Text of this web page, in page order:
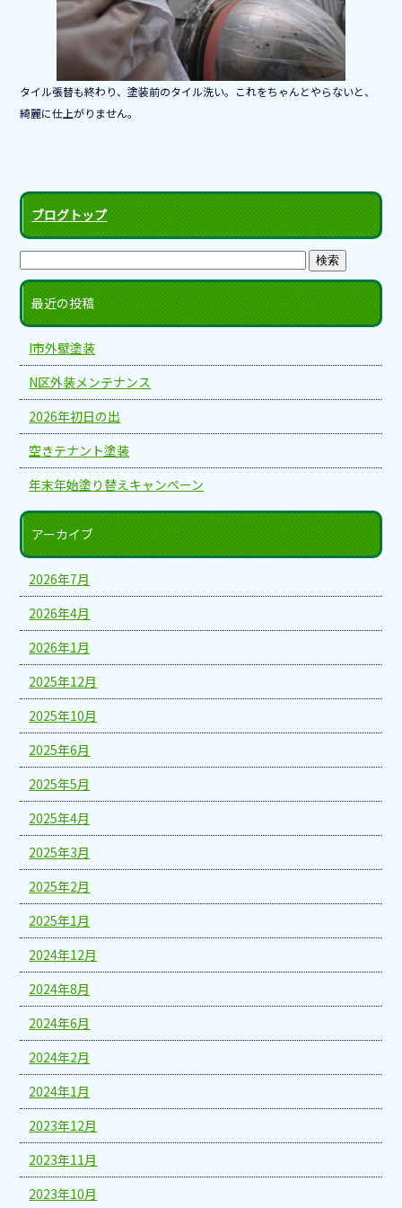
タイル張替も終わり、塗装前のタイル洗い。これをちゃんとやらないと、
綺麗に仕上がりません。
ブログトップ
最近の投稿
I市外壁塗装
N区外装メンテナンス
2026年初日の出
空きテナント塗装
年末年始塗り替えキャンペーン
アーカイブ
2026年7月
2026年4月
2026年1月
2025年12月
2025年10月
2025年6月
2025年5月
2025年4月
2025年3月
2025年2月
2025年1月
2024年12月
2024年8月
2024年6月
2024年2月
2024年1月
2023年12月
2023年11月
2023年10月